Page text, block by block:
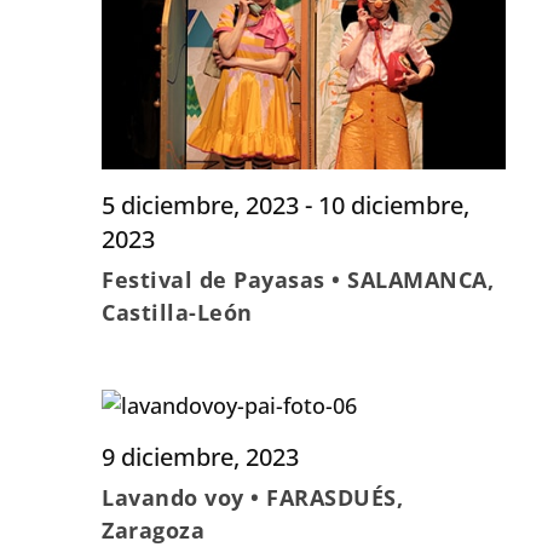
5 diciembre, 2023- 10 diciembre,
2023
Festival de Payasas • SALAMANCA,
Castilla-León
9 diciembre, 2023
Lavando voy • FARASDUÉS,
Zaragoza